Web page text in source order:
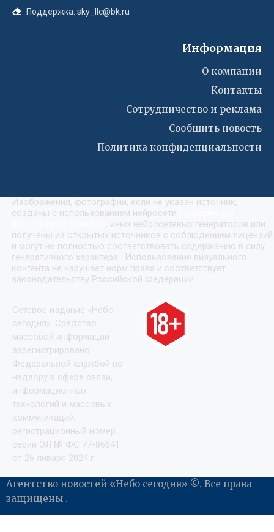
Поддержка: sky_llc@bk.ru
Информация
О компании
Контакты
Сотрудничество и реклама
Сообшить новость
Политика конфиденциальности
Изображения, фотографии, если не указан источник,
созданы с использованием нейросети
, иных нейросетевых генераторов или
получены из открытых источников с соблюдением лицензий
и могут не полностью соответствовать содержанию в силу
генеративного характера. Использование визуального
контента не нарушает норм права и соответствует
законодательству Российской Федерации.
Сетевое издание «Небо
сегодня». Средство
массовой информации
зарегистрировано
Федеральной службой по
надзору в сфере связи,
информационных
технологий и массовых
коммуникаций,
регистрационный номер
серия ЭЛ № ФС 77-86641
от 26 января 2024 г.
Агентство новостей «Небо сегодня» ©. Все права
защищены .